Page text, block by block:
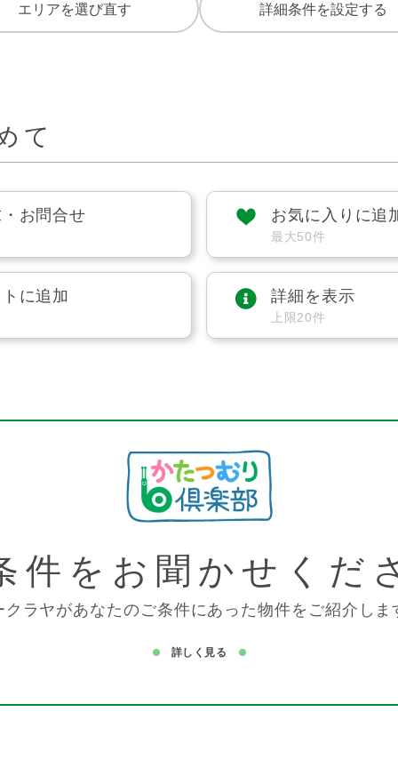
エリアを選び直す 詳細条件を設定する
て
お問合せ お気に入りに追
最大50件
に追加 詳細を表示
上限20件
件を お聞かせくだ
クラヤがあなたのご条件にあった物件をご紹介しま
詳しく見る